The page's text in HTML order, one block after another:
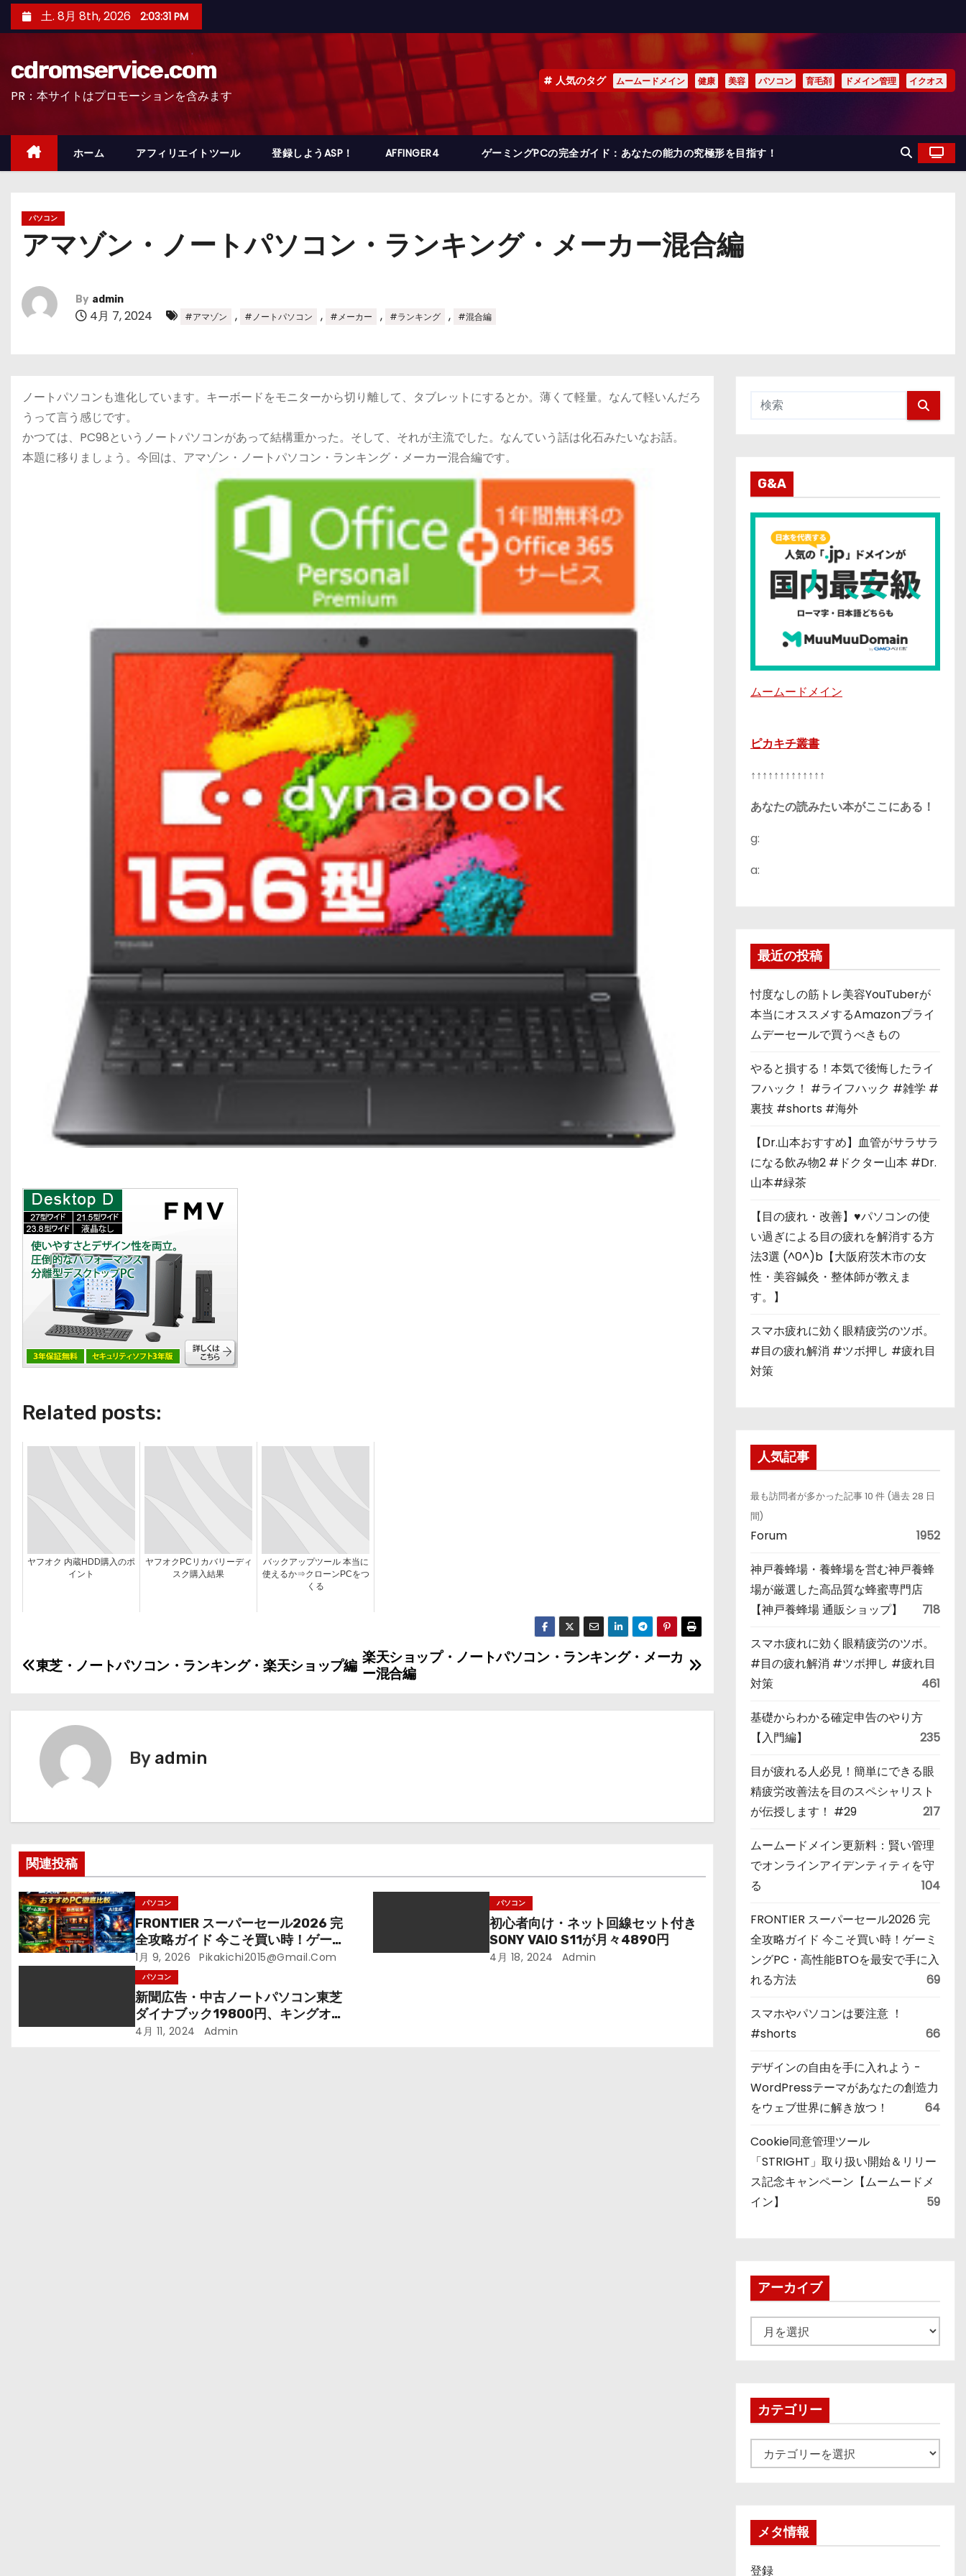
ン
ッ
土. 8月 8th, 2026 2:03:32 PM
cdromservice.com
PR：本サイトはプロモーションを含みます
人気のタグ ムームードメイン 健康 美容 パソコン 育毛剤 ドメイン管理 イクオス
ホーム アフィリエイトツール 登録しようASP！ AFFINGER4 ゲーミングPCの完全ガイド：あなたの能力の究極形を目指す！
パソコン
アマゾン・ノートパソコン・ランキング・メーカー混合編
By admin
4月 7, 2024 #アマゾン , #ノートパソコン , #メーカー , #ランキング , #混合編
ノートパソコンも進化しています。キーボードをモニターから切り離して、タブレットにするとか。薄くて軽量。なんて軽いんだろ
うって言う感じです。
かつては、PC98というノートパソコンがあって結構重かった。そして、それが主流でした。なんていう話は化石みたいなお話。
本題に移りましょう。今回は、アマゾン・ノートパソコン・ランキング・メーカー混合編です。
Related posts:
ヤフオク 内蔵HDD購入のポ
イント
ヤフオクPCリカバリーディ
スク購入結果
バックアップツール 本当に
使えるか⇒クローンPCをつ
くる
投
ビ
ゲ
シ
ョ
ン
楽天ショップ・ノートパソコン・ランキング・メーカ
ー混合編
東芝・ノートパソコン・ランキング・楽天ショップ編
By admin
関連投稿
パソコン
FRONTIER スーパーセール2026 完
全攻略ガイド 今こそ買い時！ゲーミ
ングPC・高性能BTOを最安で手に入
れる方法
1月 9, 2026 Pikakichi2015@gmail.com
パソコン
初心者向け・ネット回線セット付き
SONY VAIO S11が月々4890円
4月 18, 2024 Admin
パソコン
新聞広告・中古ノートパソコン東芝
ダイナブック19800円、キングオフ
ィス付24800円、これは買いです
4月 11, 2024 Admin
G&A
ムームードメイン
ピカキチ叢書
↑↑↑↑↑↑↑↑↑↑↑↑↑
あなたの読みたい本がここにある！
g:
a:
最近の投稿
忖度なしの筋トレ美容YouTuberが
本当にオススメするAmazonプライ
ムデーセールで買うべきもの
やると損する！本気で後悔したライ
フハック！ #ライフハック #雑学 #
裏技 #shorts #海外
【Dr.山本おすすめ】血管がサラサラ
になる飲み物2 #ドクター山本 #Dr.
山本#緑茶
【目の疲れ・改善】♥パソコンの使
い過ぎによる目の疲れを解消する方
法3選 (^0^)b【大阪府茨木市の女
性・美容鍼灸・整体師が教えま
す。】
スマホ疲れに効く眼精疲労のツボ。
#目の疲れ解消 #ツボ押し #疲れ目
対策
人気記事
最も訪問者が多かった記事 10 件 (過去 28 日
間)
Forum 1952
神戸養蜂場・養蜂場を営む神戸養蜂
場が厳選した高品質な蜂蜜専門店
【神戸養蜂場 通販ショップ】
718
スマホ疲れに効く眼精疲労のツボ。
#目の疲れ解消 #ツボ押し #疲れ目
対策
461
基礎からわかる確定申告のやり方
【入門編】
235
目が疲れる人必見！簡単にできる眼
精疲労改善法を目のスペシャリスト
が伝授します！ #29
217
ムームードメイン更新料：賢い管理
でオンラインアイデンティティを守
る
104
FRONTIER スーパーセール2026 完
全攻略ガイド 今こそ買い時！ゲーミ
ングPC・高性能BTOを最安で手に入
れる方法
69
スマホやパソコンは要注意 ！
#shorts
66
デザインの自由を手に入れよう -
WordPressテーマがあなたの創造力
をウェブ世界に解き放つ！
64
Cookie同意管理ツール
「STRIGHT」取り扱い開始＆リリー
ス記念キャンペーン【ムームードメ
イン】
59
アーカイブ
ー
ブカテゴリー
テ
メタ情報
登録